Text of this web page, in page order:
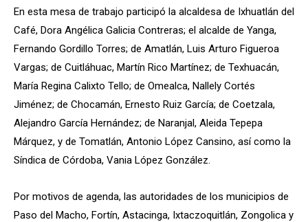
En esta mesa de trabajo participó la alcaldesa de Ixhuatlán del
Café, Dora Angélica Galicia Contreras; el alcalde de Yanga,
Fernando Gordillo Torres; de Amatlán, Luis Arturo Figueroa
Vargas; de Cuitláhuac, Martín Rico Martínez; de Texhuacán,
María Regina Calixto Tello; de Omealca, Nallely Cortés
Jiménez; de Chocamán, Ernesto Ruiz García; de Coetzala,
Alejandro García Hernández; de Naranjal, Aleida Tepepa
Márquez, y de Tomatlán, Antonio López Cansino, así como la
Síndica de Córdoba, Vania López González.
Por motivos de agenda, las autoridades de los municipios de
Paso del Macho, Fortín, Astacinga, Ixtaczoquitlán, Zongolica y